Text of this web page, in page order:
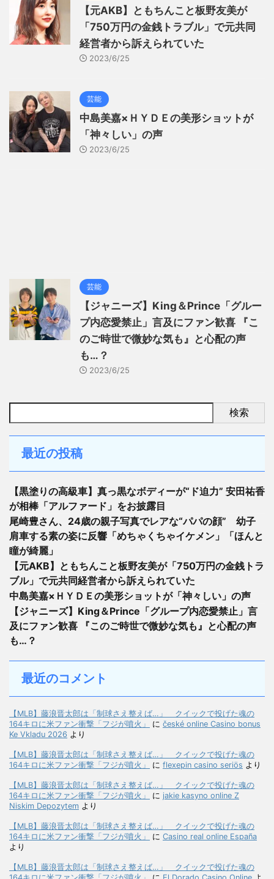
【元AKB】ともちんこと板野友美が
「750万円の金銭トラブル」で元共同
経営者から訴えられていた
2023/6/25
芸能
中島美嘉×ＨＹＤＥの美形ショットが
「神々しい」の声
2023/6/25
芸能
【ジャニーズ】King＆Prince「グルー
プ内恋愛禁止」言及にファン歓喜 『こ
のご時世で微妙な気も』と心配の声
も…？
2023/6/25
検索
最近の投稿
【黒塗りの高級車】真っ黒なボディーが“ド迫力” 安田祐香
が相棒「アルファード」をお披露目
尾崎豊さん、24歳の親子写真でレアな“パパの顔” 幼子
肩車する素の姿に反響「めちゃくちゃイケメン」「ほんと
瞳が綺麗」
【元AKB】ともちんこと板野友美が「750万円の金銭トラ
ブル」で元共同経営者から訴えられていた
中島美嘉×ＨＹＤＥの美形ショットが「神々しい」の声
【ジャニーズ】King＆Prince「グループ内恋愛禁止」言
及にファン歓喜 『このご時世で微妙な気も』と心配の声
も…？
最近のコメント
【MLB】藤浪晋太郎は「制球さえ整えば…」 クイックで投げた魂の
164キロに米ファン衝撃「フジが噴火」
に české online Casino bonus
Ke Vkladu 2026 より
【MLB】藤浪晋太郎は「制球さえ整えば…」 クイックで投げた魂の
164キロに米ファン衝撃「フジが噴火」
に flexepin casino seriös より
【MLB】藤浪晋太郎は「制球さえ整えば…」 クイックで投げた魂の
164キロに米ファン衝撃「フジが噴火」
に jakie kasyno online Z
Niskim Depozytem より
【MLB】藤浪晋太郎は「制球さえ整えば…」 クイックで投げた魂の
164キロに米ファン衝撃「フジが噴火」
に Casino real online España
より
【MLB】藤浪晋太郎は「制球さえ整えば…」 クイックで投げた魂の